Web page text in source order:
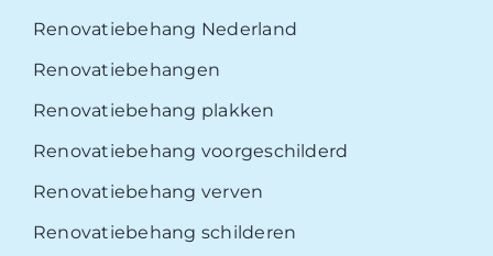
Renovatiebehang Nederland
Renovatiebehangen
Renovatiebehang plakken
Renovatiebehang voorgeschilderd
Renovatiebehang verven
Renovatiebehang schilderen